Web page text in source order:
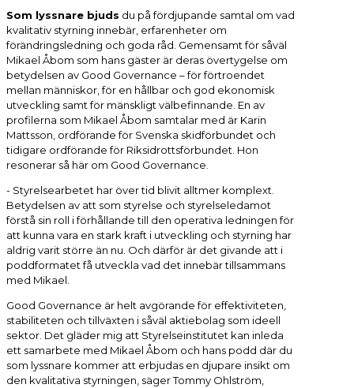
Som lyssnare bjuds du på fördjupande samtal om vad
kvalitativ styrning innebär, erfarenheter om
förändringsledning och goda råd. Gemensamt för såväl
Mikael Åbom som hans gäster är deras övertygelse om
betydelsen av Good Governance – för förtroendet
mellan människor, för en hållbar och god ekonomisk
utveckling samt för mänskligt välbefinnande. En av
profilerna som Mikael Åbom samtalar med är Karin
Mattsson, ordförande för Svenska skidförbundet och
tidigare ordförande för Riksidrottsförbundet. Hon
resonerar så här om Good Governance.
- Styrelsearbetet har över tid blivit alltmer komplext.
Betydelsen av att som styrelse och styrelseledamot
förstå sin roll i förhållande till den operativa ledningen för
att kunna vara en stark kraft i utveckling och styrning har
aldrig varit större än nu. Och därför är det givande att i
poddformatet få utveckla vad det innebär tillsammans
med Mikael.
Good Governance är helt avgörande för effektiviteten,
stabiliteten och tillväxten i såväl aktiebolag som ideell
sektor. Det gläder mig att Styrelseinstitutet kan inleda
ett samarbete med Mikael Åbom och hans podd där du
som lyssnare kommer att erbjudas en djupare insikt om
den kvalitativa styrningen, säger Tommy Ohlström,